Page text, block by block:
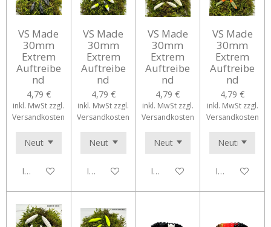
VS Made
30mm
Extrem
Auftreibe
nd
4,79 €
inkl. MwSt zzgl.
Versandkosten
In den Warenkorb
VS Made
30mm
Extrem
Auftreibe
nd
4,79 €
inkl. MwSt zzgl.
Versandkosten
In den Warenkorb
VS Made
30mm
Extrem
Auftreibe
nd
4,79 €
inkl. MwSt zzgl.
Versandkosten
In den Warenkorb
VS Made
30mm
Extrem
Auftreibe
nd
4,79 €
inkl. MwSt zzgl.
Versandkosten
In den